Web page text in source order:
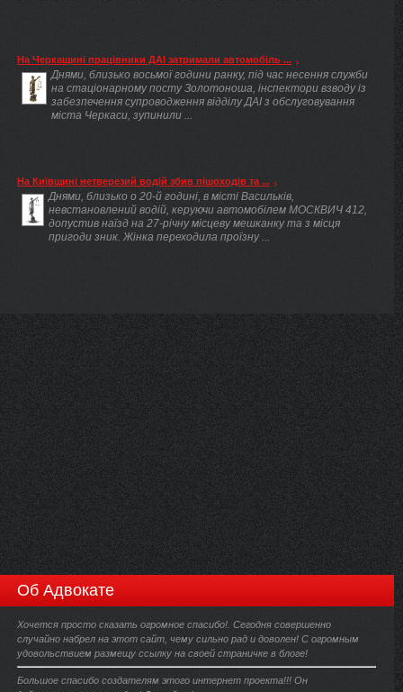
На Черкащині працівники ДАІ затримали автомобіль ...
Днями, близько восьмої години ранку, під час несення служби
на стаціонарному посту Золотоноша, інспектори взводу із
забезпечення супроводження відділу ДАІ з обслуговування
міста Черкаси, зупинили ...
На Київщині нетверезий водій збив пішоходів та ...
Днями, близько о 20-й годині, в місті Васильків,
невстановлений водій, керуючи автомобілем МОСКВИЧ 412,
допустив наїзд на 27-річну місцеву мешканку та з місця
пригоди зник. Жінка переходила проїзну ...
Об Адвокате
Хочется просто сказать огромное спасибо!. Сегодня совершенно
случайно набрел на этот сайт, чему сильно рад и доволен! С огромным
удовольствием размещу ссылку на своей страничке в блоге!
Большое спасибо создателям этого интернет проекта!!! Он